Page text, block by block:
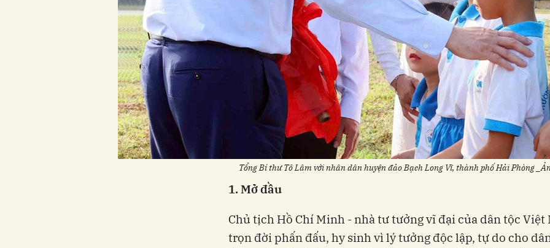
Tổng Bí thư Tô Lâm với nhân dân huyện đảo Bạch Long Vĩ, thành phố Hải Phòng
1. Mở đầu
Chủ tịch Hồ Chí Minh - nhà tư tưởng vĩ đại của dân tộc Việt
trọn đời phấn đấu, hy sinh vì lý tưởng độc lập, tự do cho